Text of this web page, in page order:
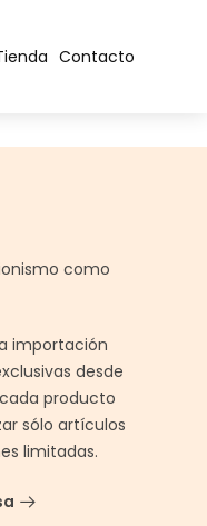
Contacto
como
importación
desde
producto
sólo artículos
limitadas.